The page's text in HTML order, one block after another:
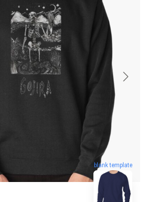
blank template